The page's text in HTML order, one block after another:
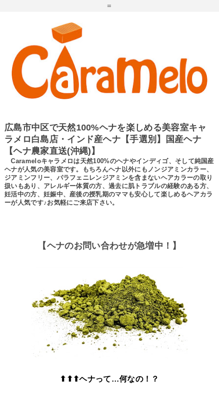
=
広島市中区で天然100%ヘナを楽しめる美容室キャ
ラメロ白島店・インド産ヘナ【手選別】国産ヘナ
【ヘナ農家直送(沖縄)】
Carameloキャラメロは天然100%のヘナやインディゴ、そして純国産
ヘナが人気の美容室です。もちろんヘナ以外にもノンジアミンカラー、
ジアミンフリー、パラフェニレンジアミンを含まないヘアカラーの取り
扱いもあり、アレルギー体質の方、過去に肌トラブルの経験のある方、
妊活中の方、妊娠中、産後の授乳期のママも安心して楽しめるヘアカラ
ーが人気です♪お気軽にご来店下さい。
【ヘナのお問い合わせが急増中！】
⬆⬆⬆ヘナって…何なの！？